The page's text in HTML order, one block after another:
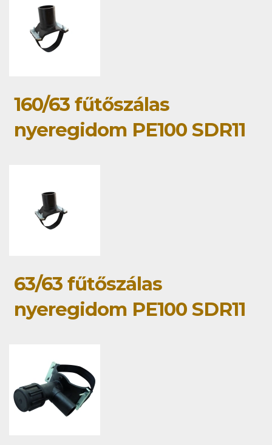
160/63 fűtőszálas
nyeregidom PE100 SDR11
63/63 fűtőszálas
nyeregidom PE100 SDR11